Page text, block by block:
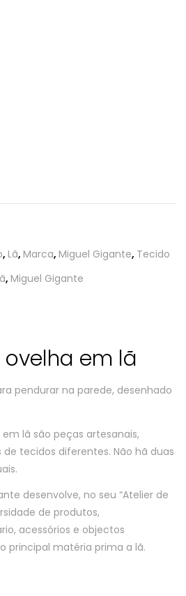
, Lã, Marca, Miguel Gigante, Tecido
, Miguel Gigante
em lã
pendurar na parede, desenhado
lã são peças artesanais,
tecidos diferentes. Não hã duas
desenvolve, no seu “Atelier de
de produtos,
acessórios e objectos
principal matéria prima a lã.